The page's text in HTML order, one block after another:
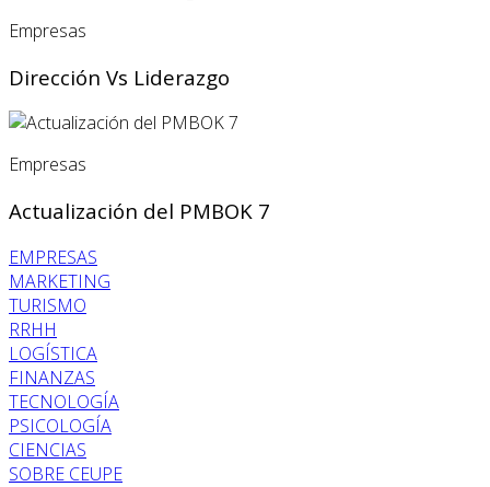
Empresas
Dirección Vs Liderazgo
Empresas
Actualización del PMBOK 7
EMPRESAS
MARKETING
TURISMO
RRHH
LOGÍSTICA
FINANZAS
TECNOLOGÍA
PSICOLOGÍA
CIENCIAS
SOBRE CEUPE